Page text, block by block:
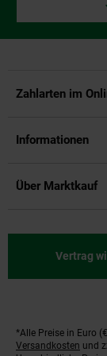
Zahlarten im
Informationen
Über Marktkauf
Vertrag
Fußnoten
*Alle Preise in Euro
Versandkosten und